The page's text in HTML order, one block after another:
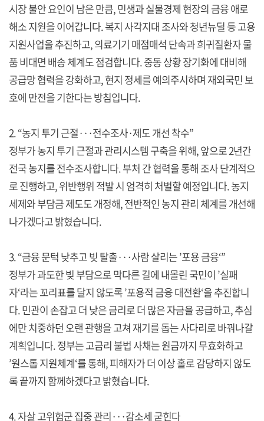
시장 불안 요인이 남은 만큼, 민생과 실물경제 현장의 금융 애로
해소 지원을 이어갑니다. 복지 사각지대 조사와 청년뉴딜 등 고용
지원사업을 추진하고, 의료기기 매점매석 단속과 희귀질환자 물
품 비대면 배송 체계도 점검합니다. 중동 상황 장기화에 대비해
공급망 협력을 강화하고, 현지 정세를 예의주시하며 재외국민 보
호에 만전을 기한다는 방침입니다.
2. “농지 투기 근절···전수조사·제도 개선 착수”
정부가 농지 투기 근절과 관리시스템 구축을 위해, 앞으로 2년간
전국 농지를 전수조사합니다. 부처 간 협력을 통해 조사 단계적으
로 진행하고, 위반행위 적발 시 엄격히 처벌할 예정입니다. 농지
세제와 부담금 제도도 개정해, 전반적인 농지 관리 체계를 개선해
나가겠다고 밝혔습니다.
3. “금융 문턱 낮추고 빚 탈출···사람 살리는 ’포용 금융‘”
정부가 과도한 빚 부담으로 막다른 길에 내몰린 국민이 ’실패
자‘라는 꼬리표를 달지 않도록 ’포용적 금융 대전환‘을 추진합니
다. 민관이 손잡고 더 낮은 금리로 더 많은 자금을 공급하고, 추심
에만 치중하던 오랜 관행을 고쳐 재기를 돕는 사다리로 바꿔나갈
계획입니다. 정부는 고금리 불법 사채는 원금까지 무효화하고
’원스톱 지원체계‘를 통해, 피해자가 더 이상 홀로 감당하지 않도
록 끝까지 함께하겠다고 밝혔습니다.
4. 자살 고위험군 집중 관리···감소세 굳힌다